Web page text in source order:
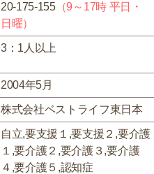
20-175-155（9～17時 平日・
日曜）
3：1人以上
2004年5月
株式会社ベストライフ東日本
自立,要支援１,要支援２,要介護
１,要介護２,要介護３,要介護
４,要介護５,認知症